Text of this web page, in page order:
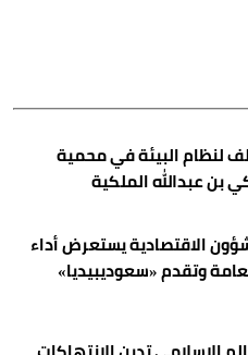
لنظام البيئة في محمية
بن عبدالله الملكية
الاقتصادية يستعرض أداء
وتقدم «سعوديبيديا»